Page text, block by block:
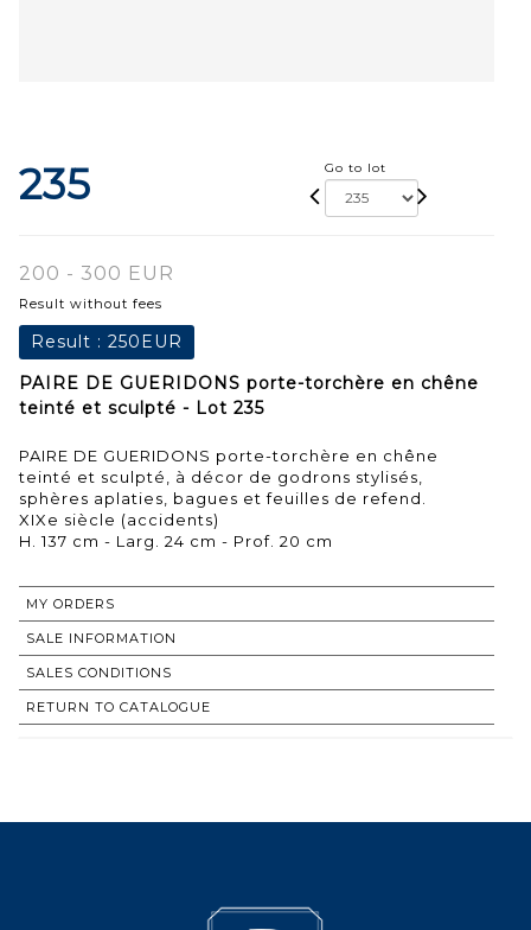
235 Go to lot
200 - 300 EUR
Result without fees
Result : 250EUR
PAIRE DE GUERIDONS porte-torchère en chêne
teinté et sculpté - Lot 235
PAIRE DE GUERIDONS porte-torchère en chêne
teinté et sculpté, à décor de godrons stylisés,
sphères aplaties, bagues et feuilles de refend.
XIXe siècle (accidents)
H. 137 cm - Larg. 24 cm - Prof. 20 cm
MY ORDERS
SALE INFORMATION
SALES CONDITIONS
RETURN TO CATALOGUE